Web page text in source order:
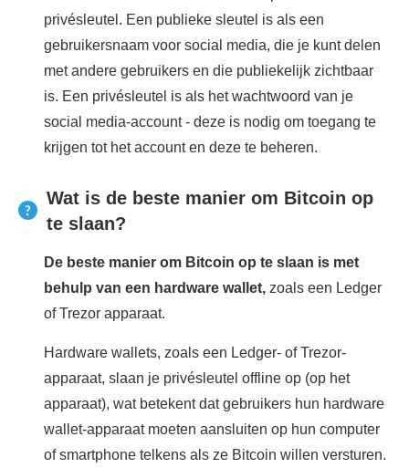
privésleutel. Een publieke sleutel is als een
gebruikersnaam voor social media, die je kunt delen
met andere gebruikers en die publiekelijk zichtbaar
is. Een privésleutel is als het wachtwoord van je
social media-account - deze is nodig om toegang te
krijgen tot het account en deze te beheren.
Wat is de beste manier om Bitcoin op
te slaan?
De beste manier om Bitcoin op te slaan is met
behulp van een hardware wallet, zoals een Ledger
of Trezor apparaat.
Hardware wallets, zoals een Ledger- of Trezor-
apparaat, slaan je privésleutel offline op (op het
apparaat), wat betekent dat gebruikers hun hardware
wallet-apparaat moeten aansluiten op hun computer
of smartphone telkens als ze Bitcoin willen versturen.